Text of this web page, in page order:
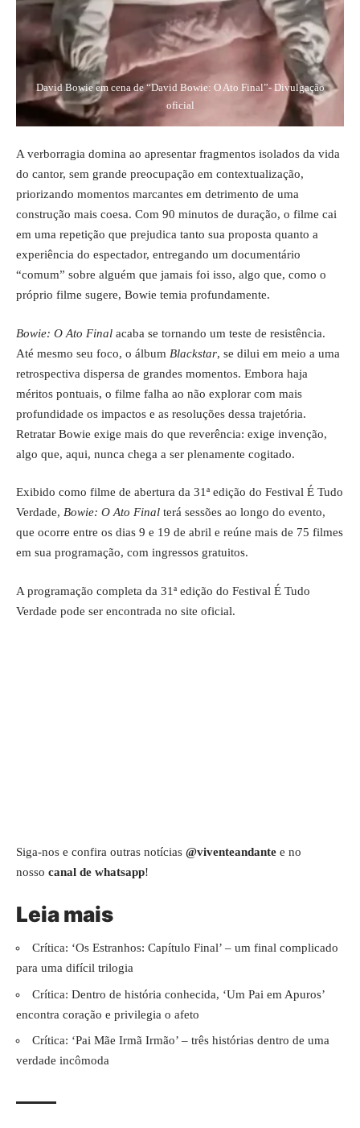
David Bowie em cena de “David Bowie: O Ato Final”- Divulgação
oficial
A verborragia domina ao apresentar fragmentos isolados da vida
do cantor, sem grande preocupação em contextualização,
priorizando momentos marcantes em detrimento de uma
construção mais coesa. Com 90 minutos de duração, o filme cai
em uma repetição que prejudica tanto sua proposta quanto a
experiência do espectador, entregando um documentário
“comum” sobre alguém que jamais foi isso, algo que, como o
próprio filme sugere, Bowie temia profundamente.
Bowie: O Ato Final acaba se tornando um teste de resistência.
Até mesmo seu foco, o álbum Blackstar, se dilui em meio a uma
retrospectiva dispersa de grandes momentos. Embora haja
méritos pontuais, o filme falha ao não explorar com mais
profundidade os impactos e as resoluções dessa trajetória.
Retratar Bowie exige mais do que reverência: exige invenção,
algo que, aqui, nunca chega a ser plenamente cogitado.
Exibido como filme de abertura da 31ª edição do Festival É Tudo
Verdade, Bowie: O Ato Final terá sessões ao longo do evento,
que ocorre entre os dias 9 e 19 de abril e reúne mais de 75 filmes
em sua programação, com ingressos gratuitos.
A programação completa da 31ª edição do Festival É Tudo
Verdade pode ser encontrada no site oficial.
Siga-nos e confira outras notícias @viventeandante e no
nosso canal de whatsapp!
Leia mais
Crítica: ‘Os Estranhos: Capítulo Final’ – um final complicado
para uma difícil trilogia
Crítica: Dentro de história conhecida, ‘Um Pai em Apuros’
encontra coração e privilegia o afeto
Crítica: ‘Pai Mãe Irmã Irmão’ – três histórias dentro de uma
verdade incômoda